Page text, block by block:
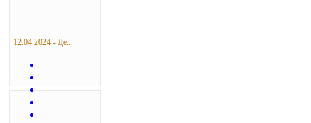
12.04.2024 - Де...